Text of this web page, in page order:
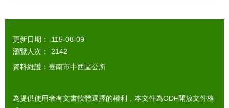
:::
更新日期：
115-08-09
瀏覽人次：
2142
資料維護：臺南市中西區公所
為提供使用者有文書軟體選擇的權利，本文件為ODF開放文件格